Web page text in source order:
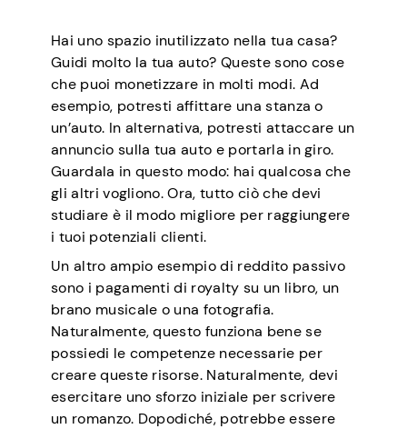
Hai uno spazio inutilizzato nella tua casa?
Guidi molto la tua auto? Queste sono cose
che puoi monetizzare in molti modi. Ad
esempio, potresti affittare una stanza o
un’auto. In alternativa, potresti attaccare un
annuncio sulla tua auto e portarla in giro.
Guardala in questo modo: hai qualcosa che
gli altri vogliono. Ora, tutto ciò che devi
studiare è il modo migliore per raggiungere
i tuoi potenziali clienti.
Un altro ampio esempio di reddito passivo
sono i pagamenti di royalty su un libro, un
brano musicale o una fotografia.
Naturalmente, questo funziona bene se
possiedi le competenze necessarie per
creare queste risorse. Naturalmente, devi
esercitare uno sforzo iniziale per scrivere
un romanzo. Dopodiché, potrebbe essere